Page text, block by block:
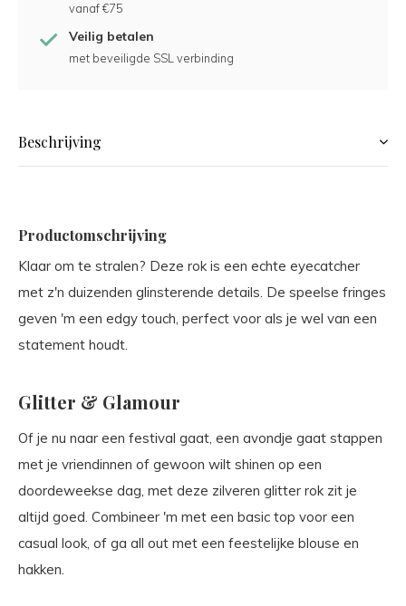
vanaf €75
Veilig betalen
met beveiligde SSL verbinding
Beschrijving
Productomschrijving
Klaar om te stralen? Deze rok is een echte eyecatcher
met z'n duizenden glinsterende details. De speelse fringes
geven 'm een edgy touch, perfect voor als je wel van een
statement houdt.
Glitter & Glamour
Of je nu naar een festival gaat, een avondje gaat stappen
met je vriendinnen of gewoon wilt shinen op een
doordeweekse dag, met deze zilveren glitter rok zit je
altijd goed. Combineer 'm met een basic top voor een
casual look, of ga all out met een feestelijke blouse en
hakken.